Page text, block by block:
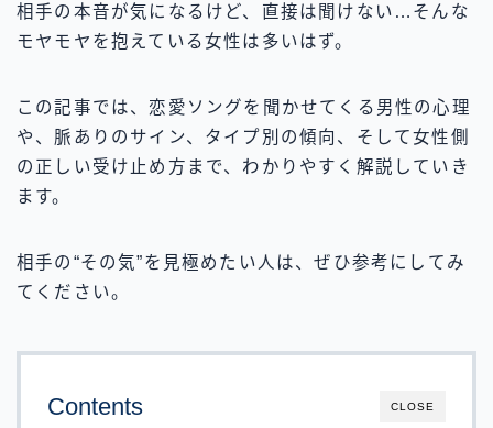
相手の本音が気になるけど、直接は聞けない…そんな
モヤモヤを抱えている女性は多いはず。
この記事では、恋愛ソングを聞かせてくる男性の心理
や、脈ありのサイン、タイプ別の傾向、そして女性側
の正しい受け止め方まで、わかりやすく解説していき
ます。
相手の“その気”を見極めたい人は、ぜひ参考にしてみ
てください。
CLOSE
Contents